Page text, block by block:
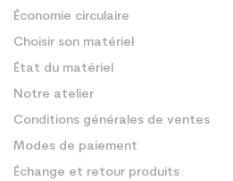
Économie circulaire
Choisir son matériel
État du matériel
Notre atelier
Conditions générales de ventes
Modes de paiement
Échange et retour produits